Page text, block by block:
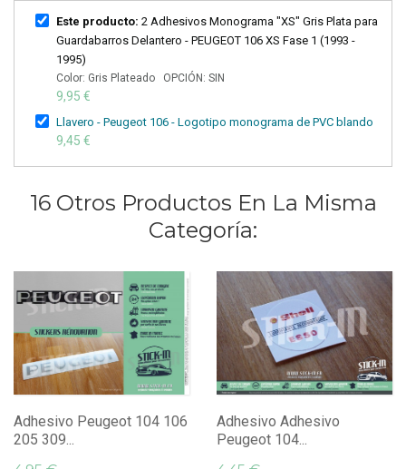
Este producto: 2 Adhesivos Monograma "XS" Gris Plata para
Guardabarros Delantero - PEUGEOT 106 XS Fase 1 (1993 -
1995)
Color: Gris Plateado OPCIÓN: SIN
9,95 €
Llavero - Peugeot 106 - Logotipo monograma de PVC blando
9,45 €
16 Otros Productos En La Misma
Categoría:
Adhesivo Peugeot 104 106
205 309...
Adhesivo Adhesivo
Peugeot 104...